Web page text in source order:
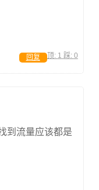
顶: 1 踩: 0
回复
到流量应该都是